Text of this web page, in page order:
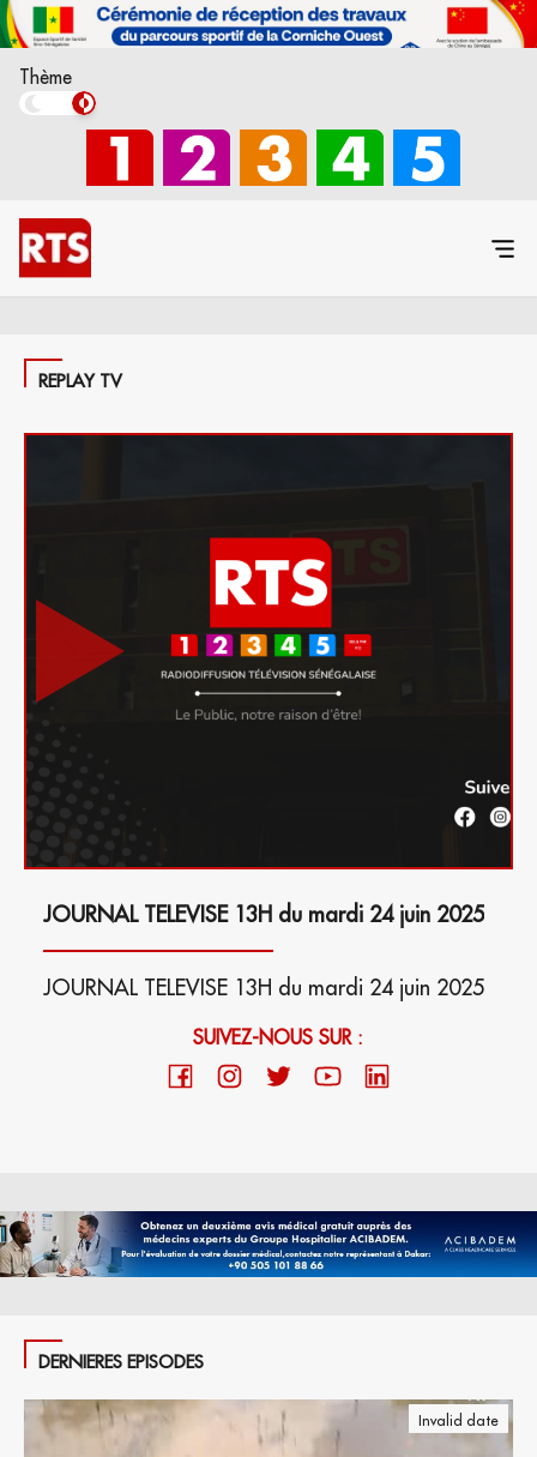
Thème
REPLAY TV
JOURNAL TELEVISE 13H du mardi 24 juin 2025
JOURNAL TELEVISE 13H du mardi 24 juin 2025
SUIVEZ-NOUS SUR :
DERNIERES EPISODES
Invalid date